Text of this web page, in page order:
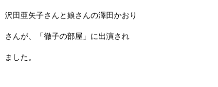
沢田亜矢子さんと娘さんの澤田かおり
さんが、「徹子の部屋」に出演され
ました。